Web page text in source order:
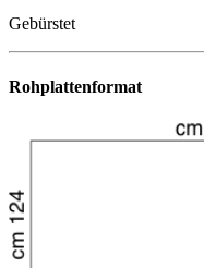
Gebürstet
Rohplattenformat